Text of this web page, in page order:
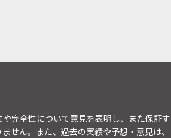
完全性について意見を表明し、また保証す
せん。また、過去の実績や予想・意見は、